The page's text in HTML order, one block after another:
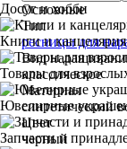
Досуг и хобби
Книги и канцелярия
Товары для
Ювелирные
Запчасти и
Основные
Тип
ресницы для
Вид
классическое
Материал
синтетический
Цвет
черный